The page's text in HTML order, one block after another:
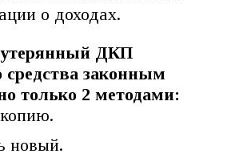
о доходах.
утерянный ДКП
средства законным
только 2 методами:
новый.